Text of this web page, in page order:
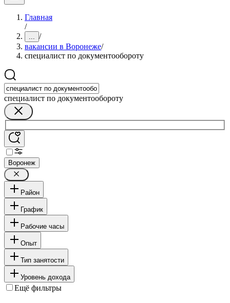
Главная
/
... /
вакансии в Воронеже/
специалист по документообороту
специалист по документообороту
Воронеж
Район
График
Рабочие часы
Опыт
Тип занятости
Уровень дохода
Ещё фильтры